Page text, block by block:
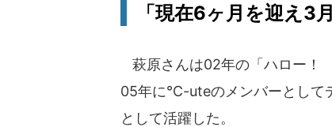
「現在6ヶ月を迎え3
萩原さんは02年の「ハロー！
05年に°C-uteのメンバーとして
として活躍した。